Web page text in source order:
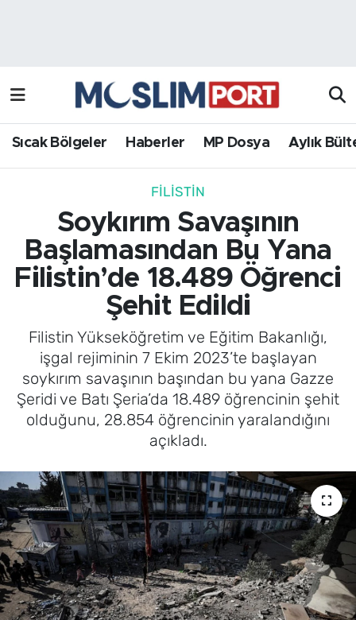
Sıcak Bölgeler Haberler MP Dosya Aylık
FILISTIN
Soykırım Savaşının
Başlamasından Bu Yana
Filistin’de 18.489 Öğrenci
Şehit Edildi
Filistin Yükseköğretim ve Eğitim Bakanlığı,
işgal rejiminin 7 Ekim 2023’te başlayan
soykırım savaşının başından bu yana Gazze
Şeridi ve Batı Şeria’da 18.489 öğrencinin şehit
olduğunu, 28.854 öğrencinin yaralandığını
açıkladı.
Haberler
MP Dosya
Röportaj Haber